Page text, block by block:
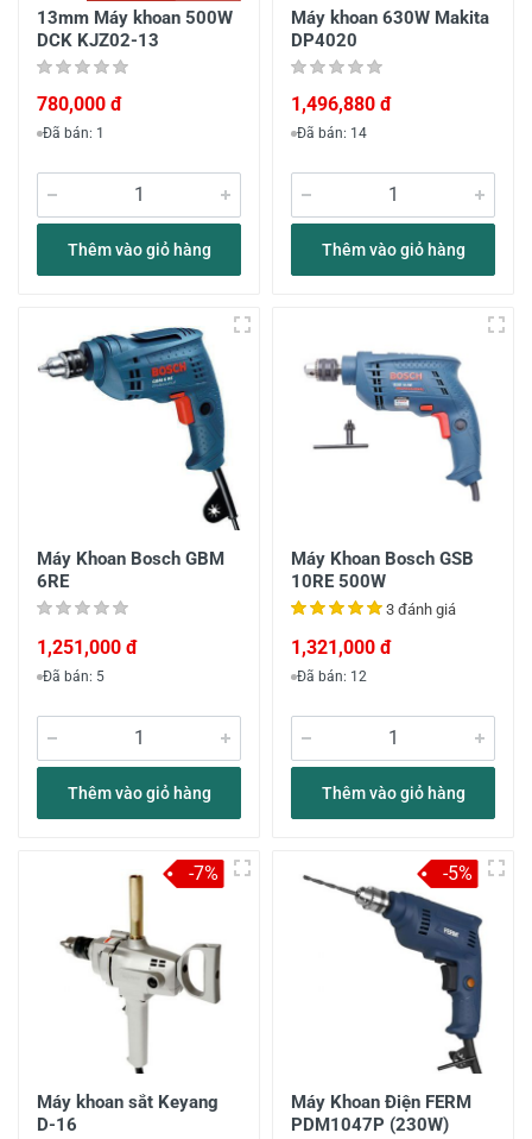
13mm Máy khoan 500W
DCK KJZ02-13
780,000 đ
Đã bán: 1
Thêm vào giỏ hàng
Máy khoan 630W Makita
DP4020
1,496,880 đ
Đã bán: 14
Thêm vào giỏ hàng
Máy Khoan Bosch GBM
6RE
1,251,000 đ
Đã bán: 5
Thêm vào giỏ hàng
Máy Khoan Bosch GSB
10RE 500W
3 đánh giá
1,321,000 đ
Đã bán: 12
Thêm vào giỏ hàng
Máy khoan sắt Keyang
D-16
-7%
Máy Khoan Điện FERM
PDM1047P (230W)
-5%